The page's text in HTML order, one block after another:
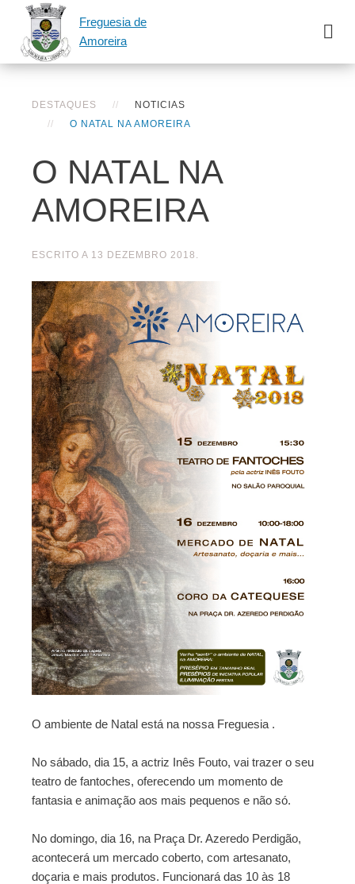
Freguesia de
Amoreira
DESTAQUES
NOTICIAS
O NATAL NA AMOREIRA
O NATAL NA
AMOREIRA
ESCRITO A 13 DEZEMBRO 2018 .
O ambiente de Natal está na nossa Freguesia .
No sábado, dia 15, a actriz Inês Fouto, vai trazer o seu
teatro de fantoches, oferecendo um momento de
fantasia e animação aos mais pequenos e não só.
No domingo, dia 16, na Praça Dr. Azeredo Perdigão,
acontecerá um mercado coberto, com artesanato,
doçaria e mais produtos. Funcionará das 10 às 18